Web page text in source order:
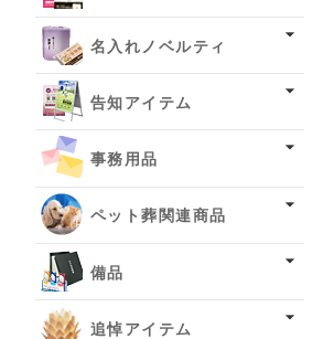
名入れノベルティ
告知アイテム
事務用品
ペット葬関連商品
備品
追悼アイテム